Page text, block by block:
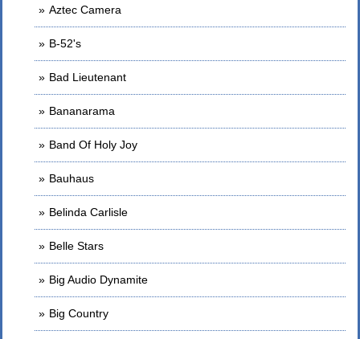
Aztec Camera
B-52's
Bad Lieutenant
Bananarama
Band Of Holy Joy
Bauhaus
Belinda Carlisle
Belle Stars
Big Audio Dynamite
Big Country